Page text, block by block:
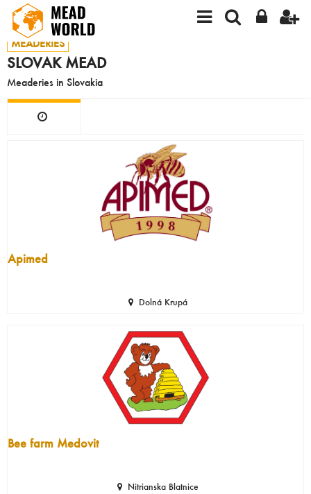
MEADERIES
SLOVAK MEAD
Meaderies in Slovakia
Apimed
Dolná Krupá
Bee farm Medovit
Nitrianska Blatnice